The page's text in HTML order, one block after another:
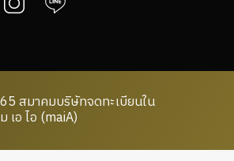
สมาคมบริษัทจดทะเบียนใน
เอ ไอ (maiA)